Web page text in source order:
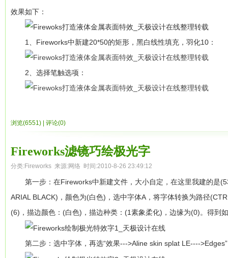
效果如下：
1、Fireworks中新建20*50的矩形，黑白线性填充，羽化10：
2、选择笔触选项：
4、选择内侧阴影，参数如下：
5、选择曲线，参数如下：
浏览(6551) 评论(0)
Fireworks滤镜巧绘极光字
分类:Fireworks 来源:网络 时间:2010-8-26 23:49:12
第一步：在Fireworks中新建文件，大小自定，在这里我建的是
ARIAL BLACK)，颜色为(白色)，选中字体A，将字体转换为路径
(6)，描边颜色：(白色)，描边种类：(1素象柔化)，边缘为(0)。得到
第二步：选中字体，再选“效果--->Aline skin splat LE----